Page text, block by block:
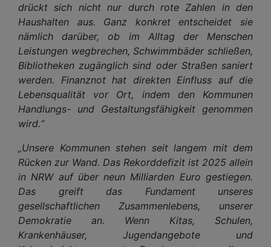
drückt sich nicht nur durch rote Zahlen in den
Haushalten aus. Ganz konkret entscheidet sie
nämlich darüber, ob im Alltag der Menschen
Leistungen wegbrechen, Schwimmbäder schließen,
Bibliotheken zugänglich sind oder Straßen saniert
werden. Finanznot hat direkten Einfluss auf die
Lebensqualität vor Ort, indem den Kommunen
Handlungs- und Gestaltungsfähigkeit genommen
wird.“
„Unsere Kommunen stehen seit langem mit dem
Rücken zur Wand. Das Rekorddefizit ist 2025 allein
in NRW auf über neun Milliarden Euro gestiegen.
Das greift das Fundament unseres
gesellschaftlichen Zusammenlebens, unserer
Demokratie an. Wenn Kitas, Schulen,
Krankenhäuser, Jugendangebote und